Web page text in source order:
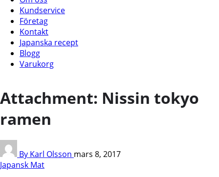
Kundservice
Företag
Kontakt
Japanska recept
Blogg
Varukorg
Attachment: Nissin tokyo
ramen
By Karl Olsson mars 8, 2017
Japansk Mat